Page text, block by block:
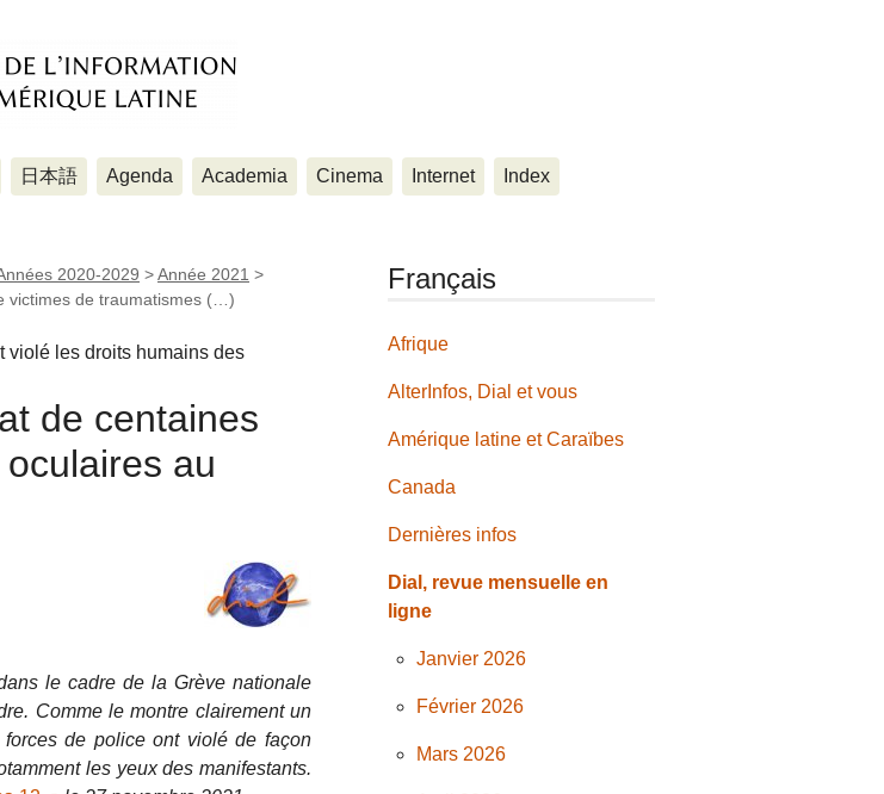
日本語 Agenda Academia Cinema Internet Index
2020-2029 >Année 2021 >
victimes de traumatismes (…)
violé les droits humains des
de centaines
au
le cadre de la Grève nationale
Comme le montre clairement un
forces de police ont violé de façon
les yeux des manifestants.
Français
Afrique
AlterInfos, Dial et vous
Amérique latine et Caraïbes
Canada
Dernières infos
Dial, revue mensuelle en
ligne
Janvier 2026
Février 2026
Mars 2026